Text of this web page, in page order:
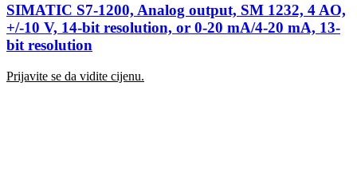
SIMATIC S7-1200, Analog output, SM 1232, 4 AO,
+/-10 V, 14-bit resolution, or 0-20 mA/4-20 mA, 13-
bit resolution
Prijavite se da vidite cijenu.